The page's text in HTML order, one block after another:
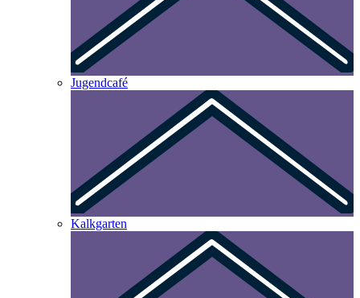
Jugendcafé
Kalkgarten